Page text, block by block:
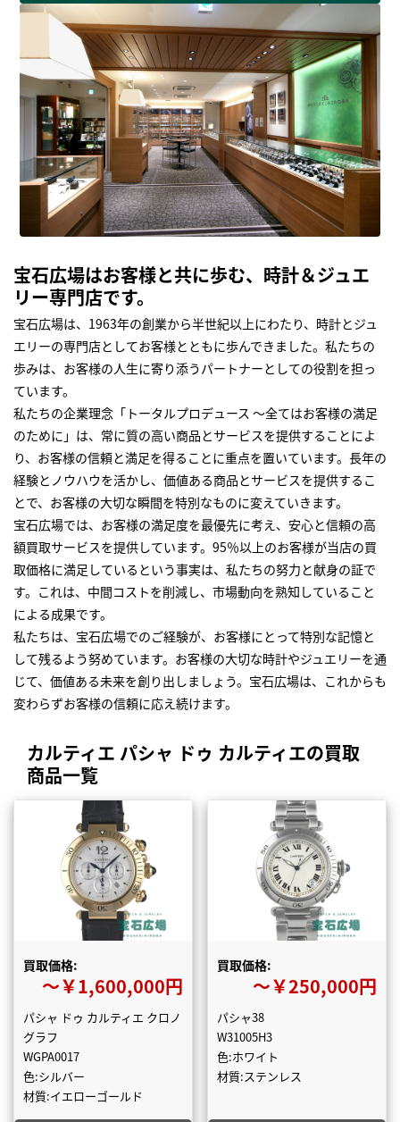
宝石広場はお客様と共に歩む、時計＆ジュエ
リー専門店です。
宝石広場は、1963年の創業から半世紀以上にわたり、時計とジュ
エリーの専門店としてお客様とともに歩んできました。私たちの
歩みは、お客様の人生に寄り添うパートナーとしての役割を担っ
ています。
私たちの企業理念「トータルプロデュース ～全てはお客様の満足
のために」は、常に質の高い商品とサービスを提供することによ
り、お客様の信頼と満足を得ることに重点を置いています。長年の
経験とノウハウを活かし、価値ある商品とサービスを提供するこ
とで、お客様の大切な瞬間を特別なものに変えていきます。
宝石広場では、お客様の満足度を最優先に考え、安心と信頼の高
額買取サービスを提供しています。95％以上のお客様が当店の買
取価格に満足しているという事実は、私たちの努力と献身の証で
す。これは、中間コストを削減し、市場動向を熟知していること
による成果です。
私たちは、宝石広場でのご経験が、お客様にとって特別な記憶と
して残るよう努めています。お客様の大切な時計やジュエリーを通
じて、価値ある未来を創り出しましょう。宝石広場は、これからも
変わらずお客様の信頼に応え続けます。
カルティエ パシャ ドゥ カルティエの買取
商品一覧
買取価格:
〜￥1,600,000円
パシャ ドゥ カルティエ クロノ
グラフ
WGPA0017
色:シルバー
材質:イエローゴールド
買取価格:
〜￥250,000円
パシャ38
W31005H3
色:ホワイト
材質:ステンレス